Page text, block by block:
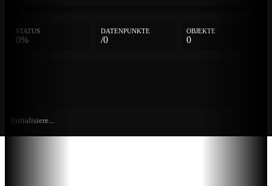
STATUS
0%
DATENPUNKTE
/0
OBJEKTE
0
Initialisiere...